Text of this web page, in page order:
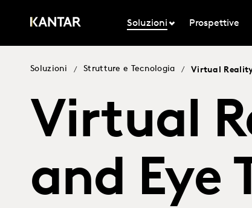
Soluzioni Prospettive
Soluzioni / Strutture e Tecnologia / Virtual
Virtual
and Eye